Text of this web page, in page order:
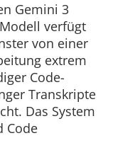
Gemini 3
verfügt
von einer
extrem
Code-
Transkripte
Das System
Code